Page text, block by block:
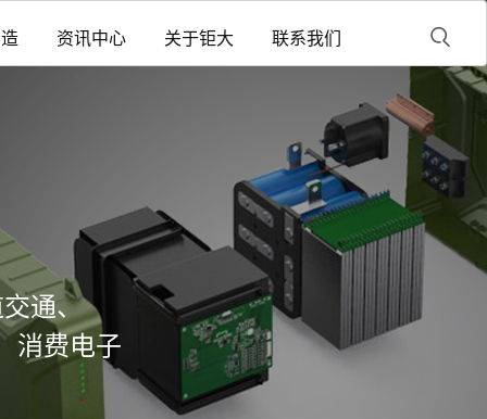
资讯中心 关于钜大 联系我们
通、
消费电子